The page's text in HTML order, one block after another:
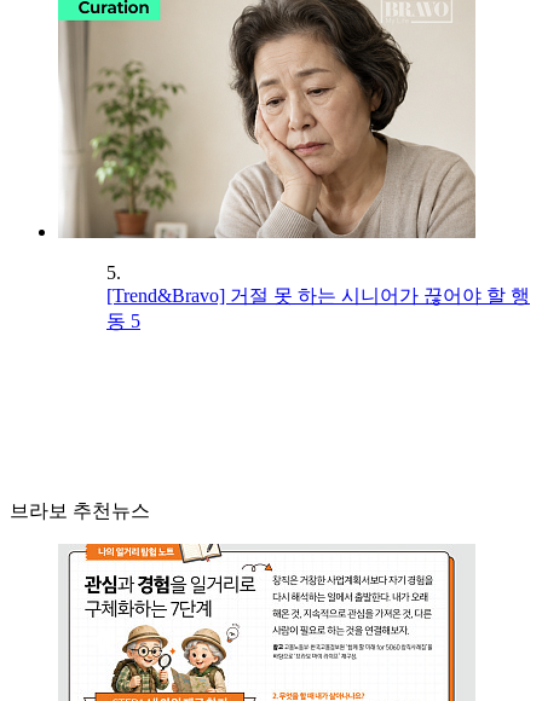
5.
[Trend&Bravo] 거절 못 하는 시니어가 끊어야 할 행
동 5
브라보 추천뉴스